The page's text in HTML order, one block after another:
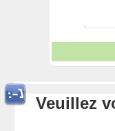
Veuillez